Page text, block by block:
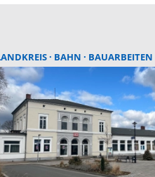
BAHN BAUARBEITEN